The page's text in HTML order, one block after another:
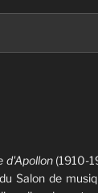
d'Apollon(1910-
Salon de